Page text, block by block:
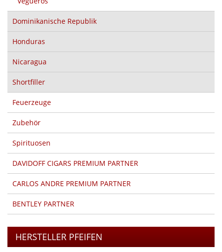
Dominikanische Republik
Honduras
Nicaragua
Shortfiller
Feuerzeuge
Zubehör
Spirituosen
DAVIDOFF CIGARS PREMIUM PARTNER
CARLOS ANDRE PREMIUM PARTNER
BENTLEY PARTNER
HERSTELLER PFEIFEN